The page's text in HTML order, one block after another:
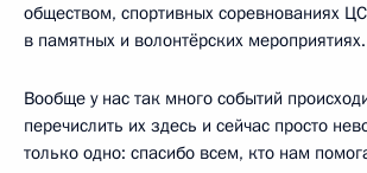
обществом, спортивных соревнованиях
в памятных и волонтёрских мероприятиях.
Вообще у нас так много событий
перечислить их здесь и сейчас просто
только одно: спасибо всем, кто нам